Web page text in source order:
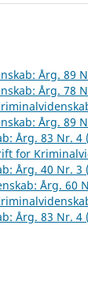
Årg. 89
Årg. 78
Årg. 89
Årg. 83 Nr. 4
for
Årg. 40 Nr. 3
Årg. 60
Årg. 83 Nr. 4